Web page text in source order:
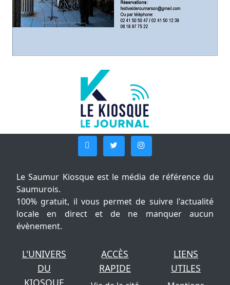
Le Saumur Kiosque est le média de référence du
Saumurois.
100% gratuit, il vous permet de suivre l'actualité
locale en direct et de ne manquer aucun
évènement.
L'UNIVERS
DU
KIOSQUE
ACCÈS
RAPIDE
LIENS
UTILES